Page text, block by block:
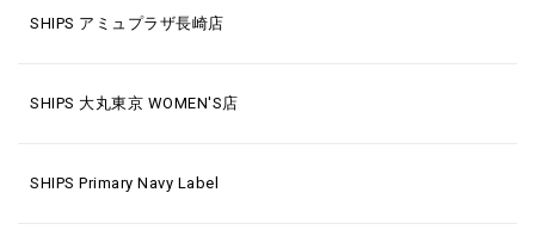
SHIPS アミュプラザ長崎店
SHIPS 大丸東京 WOMEN'S店
SHIPS Primary Navy Label